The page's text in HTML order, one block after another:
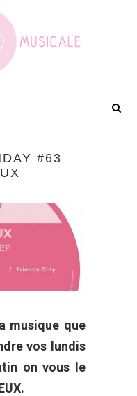
#63
musique que
vos lundis
on vous le